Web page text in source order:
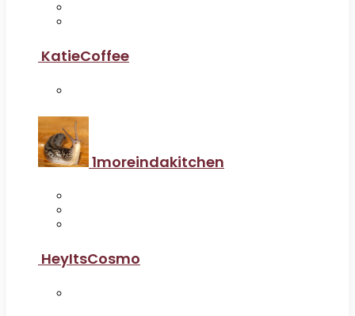
KatieCoffee
1moreindakitchen
HeyItsCosmo